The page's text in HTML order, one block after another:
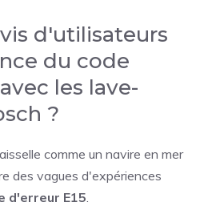
d'utilisateurs
du code
les lave-
?
comme un navire en mer
des vagues d'expériences
d'erreur E15